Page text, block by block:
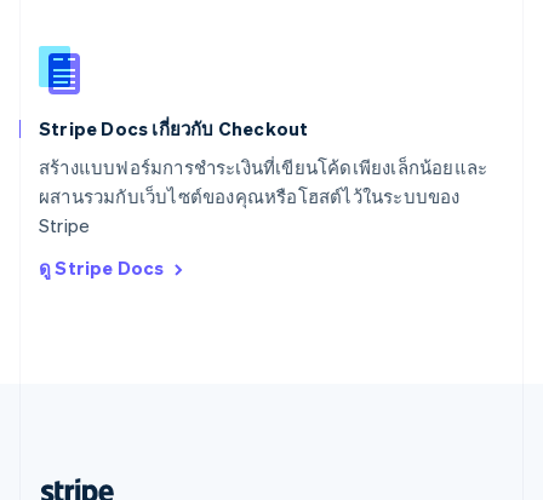
Stripe Docs เกี่ยวกับ Checkout
สร้างแบบฟอร์มการชำระเงินที่เขียนโค้ดเพียงเล็กน้อยและ
ผสานรวมกับเว็บไซต์ของคุณหรือโฮสต์ไว้ในระบบของ
Stripe
ดู Stripe Docs
สาธารณรัฐเช็ก
English
English简体中文
ออสเตรเลีย
ออสเตรีย
Deutsch
ItalianoEnglish